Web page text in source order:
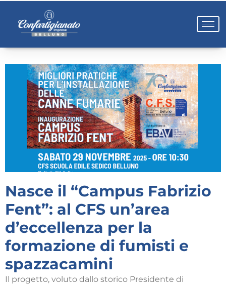
Nasce il “Campus Fabrizio
Fent”: al CFS un’area
d’eccellenza per la
formazione di fumisti e
spazzacamini
Il progetto, voluto dallo storico Presidente di